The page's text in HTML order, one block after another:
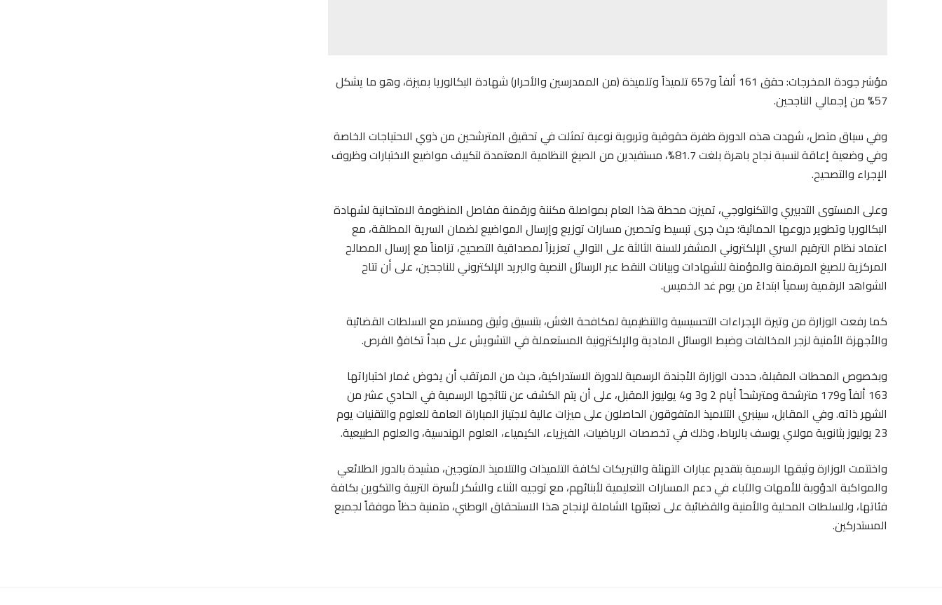
مؤشر جودة المخرجات: حقق 161 ألفاً و657 تلميذاً وتلميذة (من الممدرسين والأحرار) شهادة البكالوريا بميزة، وهو ما يشكل
57% من إجمالي الناجحين.
وفي سياق متصل، شهدت هذه الدورة طفرة حقوقية وتربوية نوعية تمثلت في تحقيق المترشحين من ذوي الاحتياجات الخاصة
وفي وضعية إعاقة لنسبة نجاح باهرة بلغت 81.7%، مستفيدين من الصيغ النظامية المعتمدة لتكييف مواضيع الاختبارات وظروف
الإجراء والتصحيح.
وعلى المستوى التدبيري والتكنولوجي، تميزت محطة هذا العام بمواصلة مكننة ورقمنة مفاصل المنظومة الامتحانية لشهادة
البكالوريا وتطوير دروعها الحمائية؛ حيث جرى تبسيط وتحصين مسارات توزيع وإرسال المواضيع لضمان السرية المطلقة، مع
اعتماد نظام الترقيم السري الإلكتروني المشفر للسنة الثالثة على التوالي تعزيزاً لمصداقية التصحيح، تزامناً مع إرسال المصالح
المركزية للصيغ المرقمنة والمؤمنة للشهادات وبيانات النقط عبر الرسائل النصية والبريد الإلكتروني للناجحين، على أن تتاح
الشواهد الرقمية رسمياً ابتداءً من يوم غد الخميس.
كما رفعت الوزارة من وتيرة الإجراءات التحسيسية والتنظيمية لمكافحة الغش، بتنسيق وثيق ومستمر مع السلطات القضائية
والأجهزة الأمنية لزجر المخالفات وضبط الوسائل المادية والإلكترونية المستعملة في التشويش على مبدأ تكافؤ الفرص.
وبخصوص المحطات المقبلة، حددت الوزارة الأجندة الرسمية للدورة الاستدراكية، حيث من المرتقب أن يخوض غمار اختباراتها
163 ألفاً و179 مترشحة ومترشحاً أيام 2 و3 و4 يوليوز المقبل، على أن يتم الكشف عن نتائجها الرسمية في الحادي عشر من
الشهر ذاته. وفي المقابل، سينبري التلاميذ المتفوقون الحاصلون على ميزات عالية لاجتياز المباراة العامة للعلوم والتقنيات يوم
23 يوليوز بثانوية مولاي يوسف بالرباط، وذلك في تخصصات الرياضيات، الفيزياء، الكيمياء، العلوم الهندسية، والعلوم الطبيعية.
واختتمت الوزارة وثيقها الرسمية بتقديم عبارات التهنئة والتبريكات لكافة التلميذات والتلاميذ المتوجين، مشيدة بالدور الطلائعي
والمواكبة الدؤوبة للأمهات والآباء في دعم المسارات التعليمية لأبنائهم، مع توجيه الثناء والشكر لأسرة التربية والتكوين بكافة
فئاتها، وللسلطات المحلية والأمنية والقضائية على تعبئتها الشاملة لإنجاح هذا الاستحقاق الوطني، متمنية حظاً موفقاً لجميع
المستدركين.